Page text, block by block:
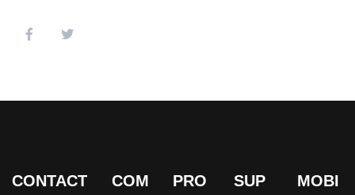
CONTACT
COM
PRO
SUP
MOBI